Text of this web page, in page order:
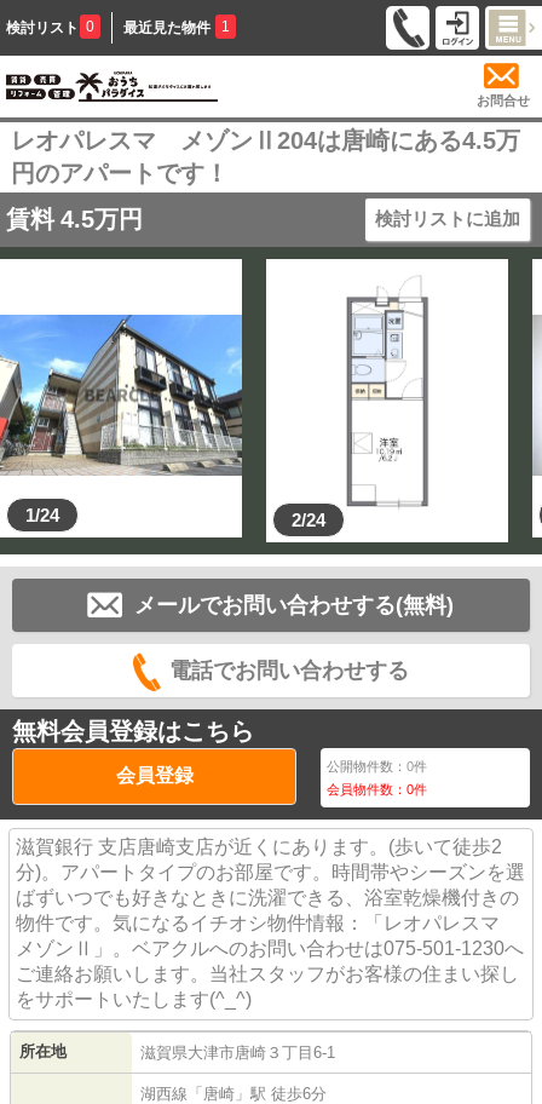
検討リスト 0 最近見た物件 1
お問合せ
レオパレスマ メゾンⅡ204は唐崎にある4.5万
円のアパートです！
賃料 4.5万円 検討リストに追加
1/24 2/24
メールでお問い合わせする(無料)
電話でお問い合わせする
無料会員登録はこちら
会員登録 公開物件数：0件
会員物件数：0件
滋賀銀行 支店唐崎支店が近くにあります。(歩いて徒歩2
分)。アパートタイプのお部屋です。時間帯やシーズンを選
ばずいつでも好きなときに洗濯できる、浴室乾燥機付きの
物件です。気になるイチオシ物件情報：「レオパレスマ
メゾンⅡ」。ベアクルへのお問い合わせは075-501-1230へ
ご連絡お願いします。当社スタッフがお客様の住まい探し
をサポートいたします(^_^)
所在地 滋賀県大津市唐崎 ３丁目6-1
湖西線 「 唐崎 」駅 徒歩6分